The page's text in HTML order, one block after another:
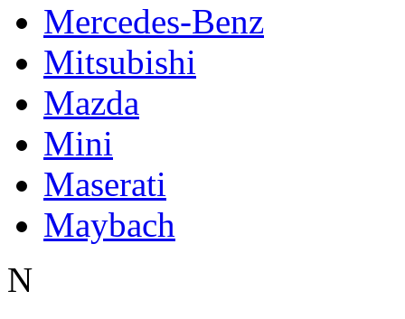
Mercedes-Benz
Mitsubishi
Mazda
Mini
Maserati
Maybach
N